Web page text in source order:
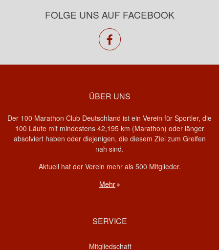
FOLGE UNS AUF FACEBOOK
facebook
ÜBER UNS
Der 100 Marathon Club Deutschland ist ein Verein für Sportler, die
100 Läufe mit mindestens 42,195 km (Marathon) oder länger
absolviert haben oder diejenigen, die diesem Ziel zum Greifen
nah sind.
Aktuell hat der Verein mehr als 500 Mitglieder.
Mehr
SERVICE
Mitgliedschaft